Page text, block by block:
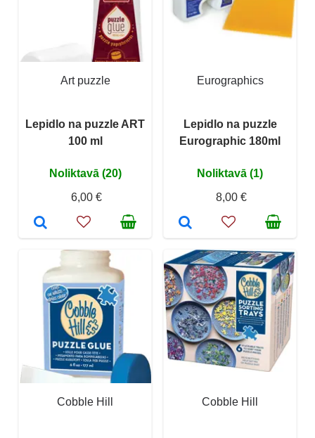
Art puzzle
Lepidlo na puzzle ART
100 ml
Noliktavā (20)
6,00 €
Eurographics
Lepidlo na puzzle
Eurographic 180ml
Noliktavā (1)
8,00 €
Cobble Hill Cobble Hill